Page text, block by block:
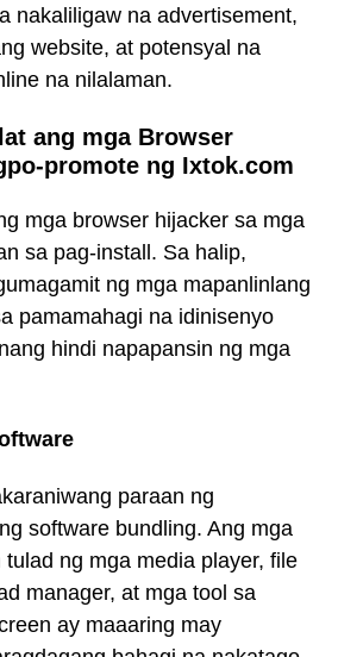
nakaliligaw na advertisement,
website, at potensyal na
na nilalaman.
ang mga Browser
promote ng Ixtok.com
mga browser hijacker sa mga
sa pag-install. Sa halip,
ng mga mapanlinlang
pamamahagi na idinisenyo
hindi napapansin ng mga
paraan ng
software bundling. Ang mga
tulad ng mga media player, file
manager, at mga tool sa
ay maaaring may